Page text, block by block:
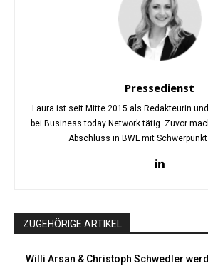
Pressedienst
Laura ist seit Mitte 2015 als Redakteurin
bei Business.today Network tätig. Zuvor
Abschluss in BWL mit
ZUGEHÖRIGE ARTIKEL
Willi Arsan & Christoph Schwedler